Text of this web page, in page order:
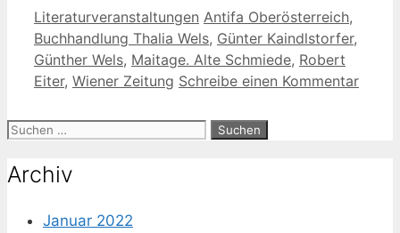
Kategorien
Literaturveranstaltungen Schlagwörter
Antifa Oberösterreich,
Buchhandlung Thalia Wels, Günter Kaindlstorfer,
Günther Wels, Maitage. Alte Schmiede, Robert
Eiter, Wiener Zeitung Schreibe einen Kommentar
Suche
Archiv
Januar 2022